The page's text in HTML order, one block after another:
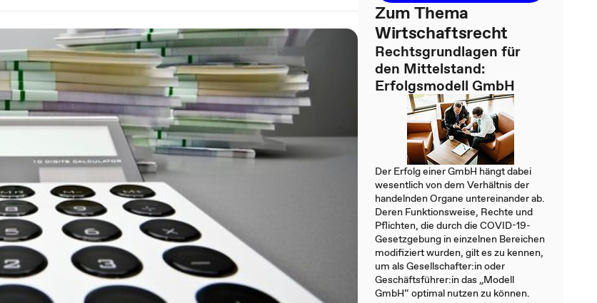
Zum Thema
Wirtschaftsrecht
Rechtsgrundlagen für
den Mittelstand:
Erfolgsmodell GmbH
Der Erfolg einer GmbH hängt dabei
wesentlich von dem Verhältnis der
handelnden Organe untereinander ab.
Deren Funktionsweise, Rechte und
Pflichten, die durch die COVID-19-
Gesetzgebung in einzelnen Bereichen
modifiziert wurden, gilt es zu kennen,
um als Gesellschafter:in oder
Geschäftsführer:in das „Modell
GmbH“ optimal nutzen zu können.